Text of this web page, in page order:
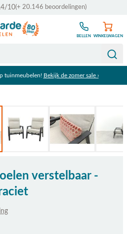
10(+ 20.146 beoordelingen)
BELLEN WINKELWAGEN
tuinmeubelen! Bekijk de zomer sale ›
verstelbaar -